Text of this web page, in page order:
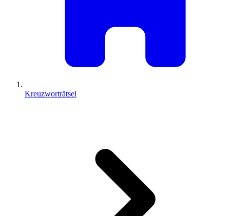
Kreuzworträtsel